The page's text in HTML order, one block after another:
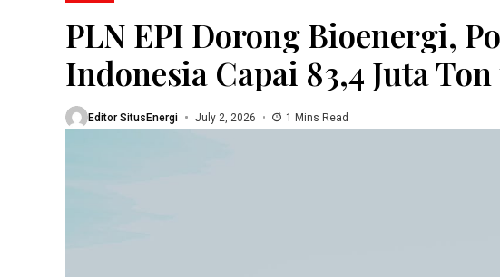
PLN EPI Dorong Bioenergi,
Indonesia Capai 83,4 Juta
Editor SitusEnergi July 2, 2026 1 Mins Read